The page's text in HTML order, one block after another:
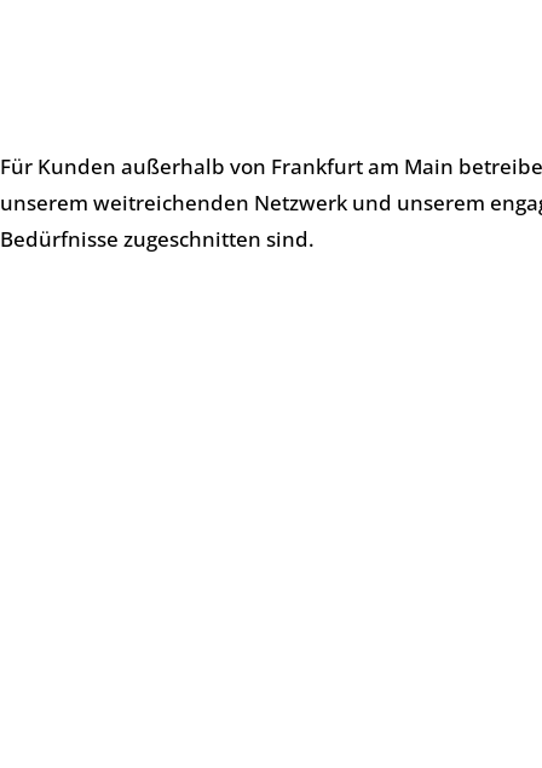
. Unsere maßgeschneiderten
Für Kunden außerhalb von Frankfurt am Main
unserem weitreichenden Netzwerk und unserem
Bedürfnisse zugeschnitten sind.